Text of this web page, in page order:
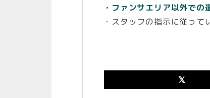
・ファンサエリア以外での
・スタッフの指示に従って